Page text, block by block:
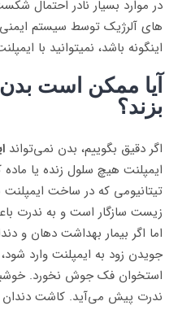
در موارد بسیار نادر احتمال
های آلرژیک توسط سیستم
اینگونه باشد، نمیتوانید با
آیا ممکن است
بزند؟
اگر دقیق بگوییم، بدن نمی‌تواند
ایمپلنت هیچ سلول زنده یا
تیتانیومی که در ساخت ایمپلنت
زیست سازگار است و به ندرت
اما اگر بیمار بهداشت دهان و
جویدن زود به ایمپلنت وارد
استخوان فک جوش نخورد.